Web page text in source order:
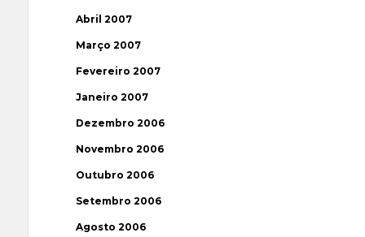
Abril 2007
Março 2007
Fevereiro 2007
Janeiro 2007
Dezembro 2006
Novembro 2006
Outubro 2006
Setembro 2006
Agosto 2006